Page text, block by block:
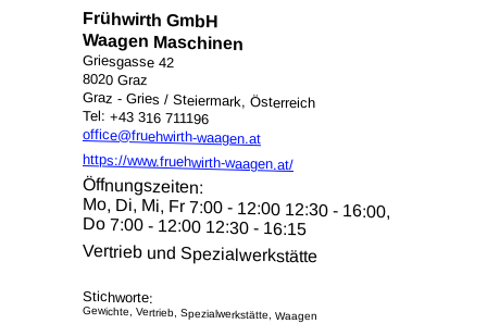
Frühwirth GmbH
Waagen Maschinen
Griesgasse 42
8020 Graz
Graz - Gries / Steiermark, Österreich
Tel: +43 316 711196
office@fruehwirth-waagen.at
https://www.fruehwirth-waagen.at/
Öffnungszeiten:
Mo, Di, Mi, Fr 7:00 - 12:00 12:30 - 16:00,
Do 7:00 - 12:00 12:30 - 16:15
Vertrieb und Spezialwerkstätte
Stichworte:
Gewichte, Vertrieb, Spezialwerkstätte, Waagen